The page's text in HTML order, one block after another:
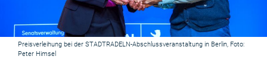
Preisverleihung bei der STADTRADELN-Abschlussveranstaltung in Berlin, Foto:
Peter Himsel